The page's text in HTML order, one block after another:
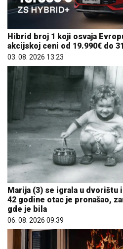
03. 08. 2026 13:23
Marija (3) se igrala u dvorištu
42 godine otac je pronašao,
gde je bila
06. 08. 2026 09:39